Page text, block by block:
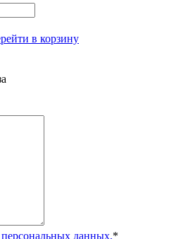
в корзину
персональных данных.*